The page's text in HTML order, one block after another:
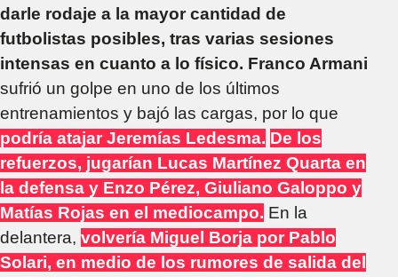
darle rodaje a la mayor cantidad de
futbolistas posibles, tras varias sesiones
intensas en cuanto a lo físico. Franco Armani
sufrió un golpe en uno de los últimos
entrenamientos y bajó las cargas, por lo que
podría atajar Jeremías Ledesma. De los
refuerzos, jugarían Lucas Martínez Quarta en
la defensa y Enzo Pérez, Giuliano Galoppo y
Matías Rojas en el mediocampo. En la
delantera, volvería Miguel Borja por Pablo
Solari, en medio de los rumores de salida del